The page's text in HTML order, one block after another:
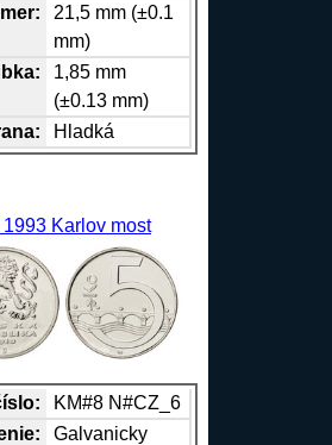
21,5 mm (±0.1
mm)
1,85 mm
(±0.13 mm)
: Hladká
Karlov most
KM#8 N#CZ_6
Galvanicky